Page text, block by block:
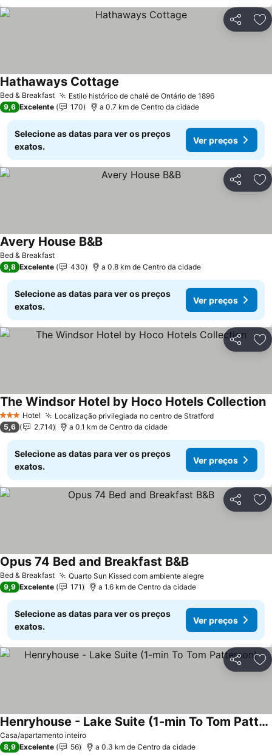
Partilhar
Bed & Breakfast Estilo histórico de chalé de Ontário de 1896
Hathaways Cottage
9,6 Excelente 170 a 0.7 km de Centro da cidade
Selecione as datas para ver os preços
exatos.
Ver preços
Partilhar
Bed & Breakfast
Avery House B&B
9,8 Excelente 430 a 0.8 km de Centro da cidade
Selecione as datas para ver os preços
exatos.
Ver preços
Partilhar
3 EstrelasHotel Localização privilegiada no centro de Stratford
The Windsor Hotel by Hoco Hotels Collection
5,6 2.714 a 0.1 km de Centro da cidade
Selecione as datas para ver os preços
exatos.
Ver preços
Partilhar
Bed & Breakfast Quarto Sun Kissed com ambiente alegre
Opus 74 Bed and Breakfast B&B
9,9 Excelente 171 a 1.6 km de Centro da cidade
Selecione as datas para ver os preços
exatos.
Ver preços
Partilhar
Casa/apartamento inteiro
Henryhouse - Lake Suite (1-min To Tom Patterson)
8,9 Excelente 56 a 0.3 km de Centro da cidade